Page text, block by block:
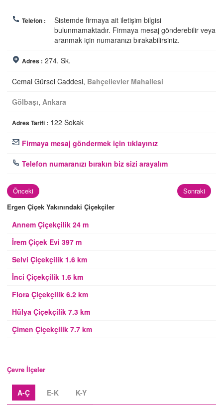
Telefon :
Sistemde firmaya ait iletişim bilgisi
bulunmamaktadır. Firmaya mesaj gönderebilir veya
aranmak için numaranızı bırakabilirsiniz.
Adres : 274. Sk.
Cemal Gürsel Caddesi, Bahçelievler Mahallesi
Gölbaşı, Ankara
Adres Tarifi : 122 Sokak
Firmaya mesaj göndermek için tıklayınız
Telefon numaranızı bırakın biz sizi arayalım
Önceki
Sonraki
Ergen Çiçek Yakınındaki Çiçekçiler
Annem Çiçekçilik 24 m
İrem Çiçek Evi 397 m
Selvi Çiçekçilik 1.6 km
İnci Çiçekçilik 1.6 km
Flora Çiçekçilik 6.2 km
Hülya Çiçekçilik 7.3 km
Çimen Çiçekçilik 7.7 km
Çevre İlçeler
A-Ç E-K K-Y